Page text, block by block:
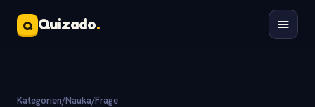
Q Quizado.
Kategorien/Nauka/Frage